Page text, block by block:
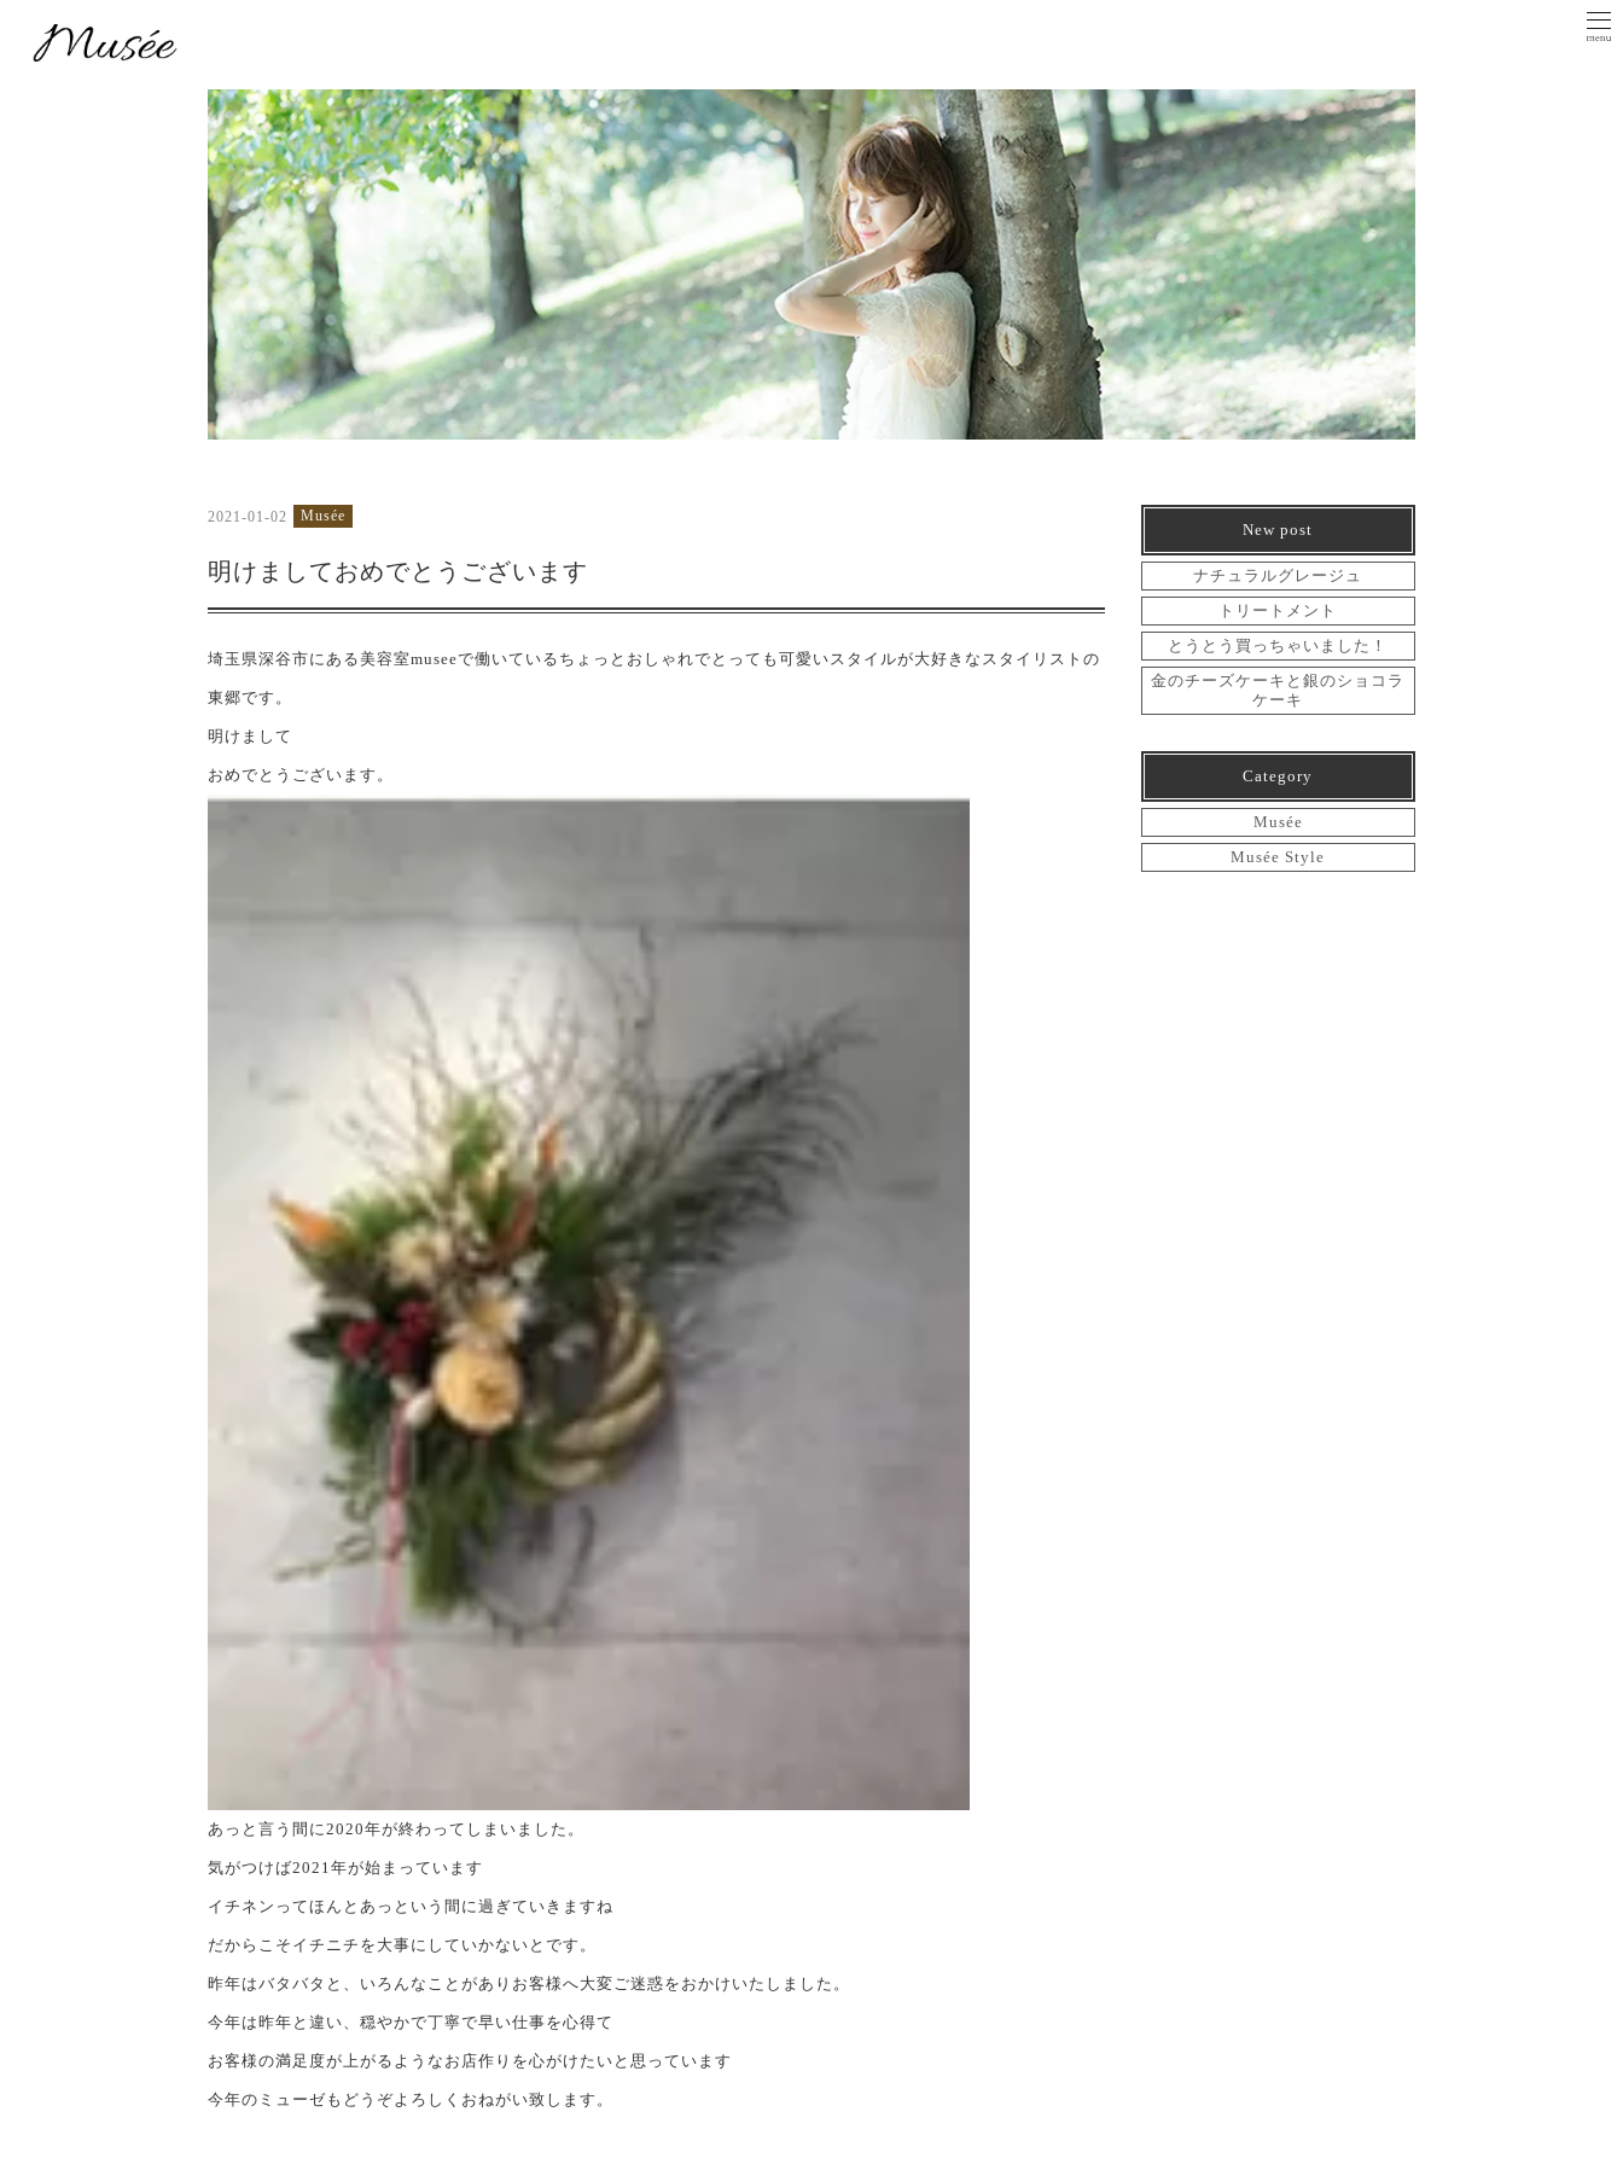
2021-01-02 Musée
明けましておめでとうございます
埼玉県深谷市にある美容室museeで働いているちょっとおしゃれでとっても可愛いスタイルが大好きなスタイリストの
東郷です。
明けまして
おめでとうございます。
あっと言う間に2020年が終わってしまいました。
気がつけば2021年が始まっています
イチネンってほんとあっという間に過ぎていきますね
だからこそイチニチを大事にしていかないとです。
昨年はバタバタと、いろんなことがありお客様へ大変ご迷惑をおかけいたしました。
今年は昨年と違い、穏やかで丁寧で早い仕事を心得て
お客様の満足度が上がるようなお店作りを心がけたいと思っています
今年のミューゼもどうぞよろしくおねがい致します。
New post
ナチュラルグレージュ
トリートメント
とうとう買っちゃいました！
金のチーズケーキと銀のショコラ
ケーキ
Category
Musée
Musée Style